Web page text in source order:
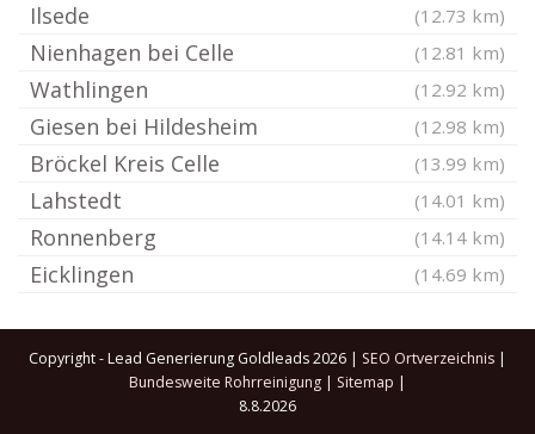
Ilsede (12.73 km)
Nienhagen bei Celle (12.81 km)
Wathlingen (12.92 km)
Giesen bei Hildesheim (12.98 km)
Bröckel Kreis Celle (13.99 km)
Lahstedt (14.01 km)
Ronnenberg (14.14 km)
Eicklingen (14.69 km)
Copyright - Lead Generierung Goldleads 2026 | SEO Ortverzeichnis |
Bundesweite Rohrreinigung | Sitemap |
8.8.2026